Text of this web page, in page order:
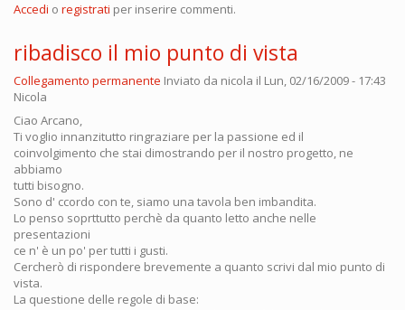
Accedi o registrati per inserire commenti.
ribadisco il mio punto di vista
Collegamento permanente Inviato da nicola il Lun, 02/16/2009 - 17:43
Nicola
Ciao Arcano,
Ti voglio innanzitutto ringraziare per la passione ed il
coinvolgimento che stai dimostrando per il nostro progetto, ne
abbiamo
tutti bisogno.
Sono d' ccordo con te, siamo una tavola ben imbandita.
Lo penso soprttutto perchè da quanto letto anche nelle
presentazioni
ce n' è un po' per tutti i gusti.
Cercherò di rispondere brevemente a quanto scrivi dal mio punto di
vista.
La questione delle regole di base: